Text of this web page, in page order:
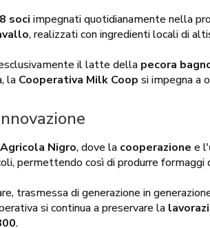
8 soci impegnati quotidianamente nella
, realizzati con ingredienti locali di
il latte della pecora
la Cooperativa Milk Coop si impegna a
Nigro, dove la cooperazione e l'
permettendo così di produrre formaggi
trasmessa di generazione in
si continua a preservare la
.